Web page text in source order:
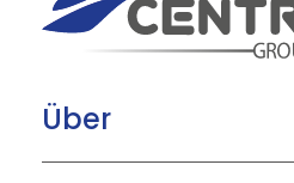
Über